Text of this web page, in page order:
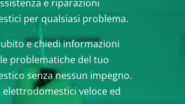
e riparazioni
per qualsiasi problema.
e chiedi informazioni
problematiche del tuo
senza nessun impegno.
elettrodomestici veloce ed